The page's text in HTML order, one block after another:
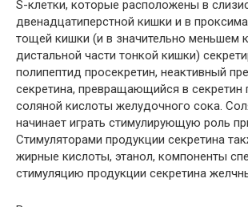
S-клетки, которые расположены в
двенадцатиперстной кишки и в
тощей кишки (и в значительно меньшем
дистальной части тонкой кишки)
полипептид просекретин, неактивный
секретина, превращающийся в секретин
соляной кислоты желудочного сока.
начинает играть стимулирующую роль
Стимуляторами продукции секретина
жирные кислоты, этанол, компоненты
стимуляцию продукции секретина